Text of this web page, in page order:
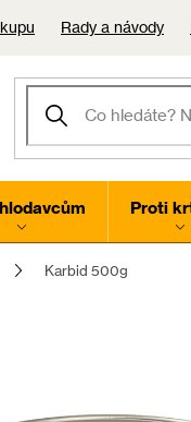
Rady a návody
Proti
Karbid 500g